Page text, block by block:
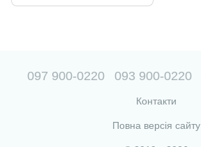
097 900-0220 093 900-0220
Контакти
Повна версія сайту